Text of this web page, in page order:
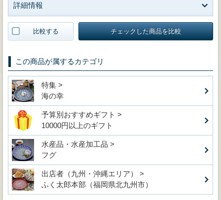
詳細情報
比較する チェックした商品を比較
この商品が属するカテゴリ
特集 >
海の幸
予算別おすすめギフト >
10000円以上のギフト
水産品・水産加工品 >
フグ
出店者（九州・沖縄エリア） >
ふく太郎本部（福岡県北九州市）